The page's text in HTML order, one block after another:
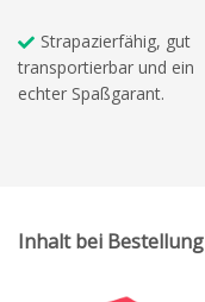
Strapazierfähig, gut
transportierbar und ein
echter Spaßgarant.
Inhalt bei Bestellung